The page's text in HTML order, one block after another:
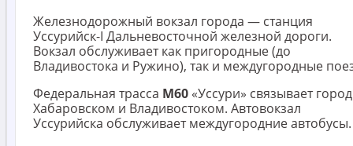
Железнодорожный вокзал города — станция
Уссурийск-I Дальневосточной железной дороги.
Вокзал обслуживает как пригородные (до
Владивостока и Ружино), так и междугородные
Федеральная трасса М60 «Уссури» связывает
Хабаровском и Владивостоком. Автовокзал
Уссурийска обслуживает междугородние автобусы.